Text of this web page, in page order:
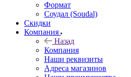
Формат
Соудал (Soudal)
Скидки
Компания
Назад
Компания
Наши реквизиты
Адреса магазинов